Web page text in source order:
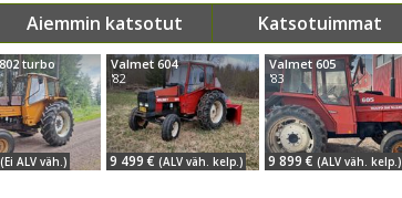
Aiemmin katsotut Katsotuimmat
turbo
(Ei ALV väh.)
Valmet 604
'82
9 499 € (ALV väh. kelp.)
Valmet 605
'83
9 899 € (ALV väh. kelp.)